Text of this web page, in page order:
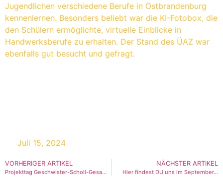
Jugendlichen verschiedene Berufe in Ostbrandenburg
kennenlernen. Besonders beliebt war die KI-Fotobox, die
den Schülern ermöglichte, virtuelle Einblicke in
Handwerksberufe zu erhalten. Der Stand des ÜAZ war
ebenfalls gut besucht und gefragt.
Juli 15, 2024
VORHERIGER ARTIKEL
Projekttag Geschwister-Scholl-Gesamtschule
NÄCHSTER ARTIKEL
Hier findest DU uns im September…